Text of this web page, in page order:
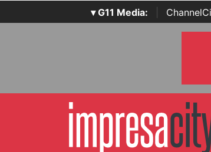
▾ G11 Media: